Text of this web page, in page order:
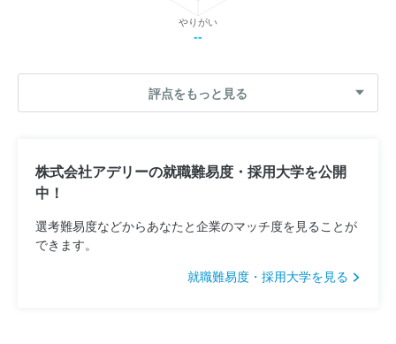
やりがい
--
評点をもっと見る
株式会社アデリーの就職難易度・採用大学を公開
中！
選考難易度などからあなたと企業のマッチ度を見ることが
できます。
就職難易度・採用大学を見る